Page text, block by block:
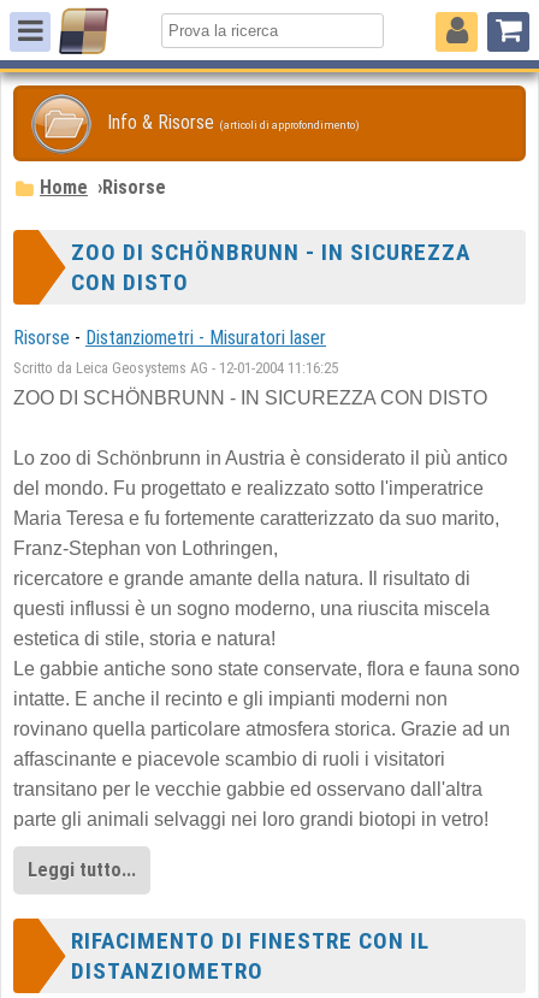
Info & Risorse (articoli di approfondimento)
Home ›Risorse
ZOO DI SCHÖNBRUNN - IN SICUREZZA
CON DISTO
Risorse - Distanziometri - Misuratori laser
Scritto da Leica Geosystems AG - 12-01-2004 11:16:25
ZOO DI SCHÖNBRUNN - IN SICUREZZA CON DISTO
Lo zoo di Schönbrunn in Austria è considerato il più antico
del mondo. Fu progettato e realizzato sotto l'imperatrice
Maria Teresa e fu fortemente caratterizzato da suo marito,
Franz-Stephan von Lothringen,
ricercatore e grande amante della natura. Il risultato di
questi influssi è un sogno moderno, una riuscita miscela
estetica di stile, storia e natura!
Le gabbie antiche sono state conservate, flora e fauna sono
intatte. E anche il recinto e gli impianti moderni non
rovinano quella particolare atmosfera storica. Grazie ad un
affascinante e piacevole scambio di ruoli i visitatori
transitano per le vecchie gabbie ed osservano dall'altra
parte gli animali selvaggi nei loro grandi biotopi in vetro!
Leggi tutto...
RIFACIMENTO DI FINESTRE CON IL
DISTANZIOMETRO